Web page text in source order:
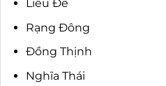
Liễu Đề
Rạng Đông
Đồng Thịnh
Nghĩa Thái